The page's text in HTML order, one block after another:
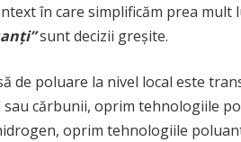
în care simplificăm prea mult
sunt decizii greșite.
de poluare la nivel local este
cărbunii, oprim tehnologiile
oprim tehnologiile